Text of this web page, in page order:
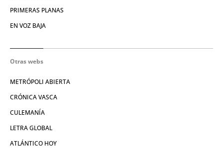
PRIMERAS PLANAS
EN VOZ BAJA
Otras webs
METRÓPOLI ABIERTA
CRÓNICA VASCA
CULEMANÍA
LETRA GLOBAL
ATLÁNTICO HOY